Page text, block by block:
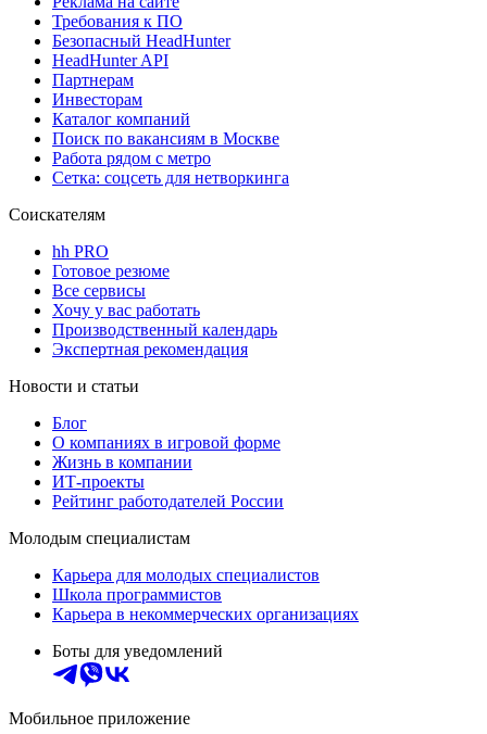
Требования к ПО
Безопасный HeadHunter
HeadHunter API
Партнерам
Инвесторам
Каталог компаний
Поиск по вакансиям в Москве
Работа рядом с метро
Сетка: соцсеть для нетворкинга
Соискателям
hh PRO
Готовое резюме
Все сервисы
Хочу у вас работать
Производственный календарь
Экспертная рекомендация
Новости и статьи
Блог
О компаниях в игровой форме
Жизнь в компании
ИТ-проекты
Рейтинг работодателей России
Молодым специалистам
Карьера для молодых специалистов
Школа программистов
Карьера в некоммерческих организациях
Боты для уведомлений
Мобильное приложение